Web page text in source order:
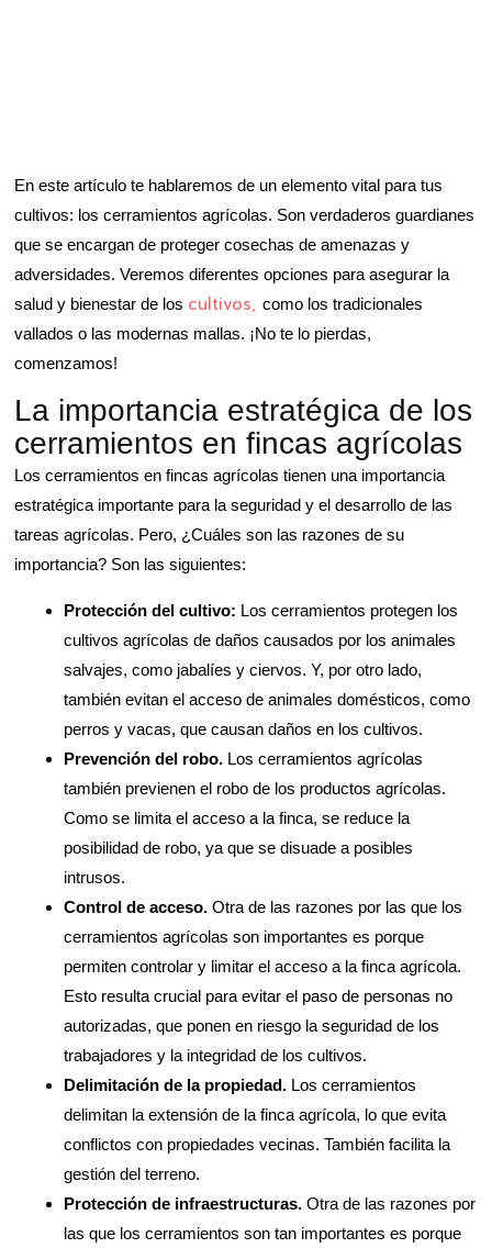
En este artículo te hablaremos de un elemento vital para tus
cultivos: los cerramientos agrícolas. Son verdaderos guardianes
que se encargan de proteger cosechas de amenazas y
adversidades. Veremos diferentes opciones para asegurar la
salud y bienestar de los cultivos,como los tradicionales
vallados o las modernas mallas. ¡No te lo pierdas,
comenzamos!
La importancia estratégica de los
cerramientos en fincas agrícolas
Los cerramientos en fincas agrícolas tienen una importancia
estratégica importante para la seguridad y el desarrollo de las
tareas agrícolas. Pero, ¿Cuáles son las razones de su
importancia? Son las siguientes:
Protección del cultivo: Los cerramientos protegen los
cultivos agrícolas de daños causados por los animales
salvajes, como jabalíes y ciervos. Y, por otro lado,
también evitan el acceso de animales domésticos, como
perros y vacas, que causan daños en los cultivos.
Prevención del robo. Los cerramientos agrícolas
también previenen el robo de los productos agrícolas.
Como se limita el acceso a la finca, se reduce la
posibilidad de robo, ya que se disuade a posibles
intrusos.
Control de acceso. Otra de las razones por las que los
cerramientos agrícolas son importantes es porque
permiten controlar y limitar el acceso a la finca agrícola.
Esto resulta crucial para evitar el paso de personas no
autorizadas, que ponen en riesgo la seguridad de los
trabajadores y la integridad de los cultivos.
Delimitación de la propiedad. Los cerramientos
delimitan la extensión de la finca agrícola, lo que evita
conflictos con propiedades vecinas. También facilita la
gestión del terreno.
Protección de infraestructuras. Otra de las razones por
las que los cerramientos son tan importantes es porque